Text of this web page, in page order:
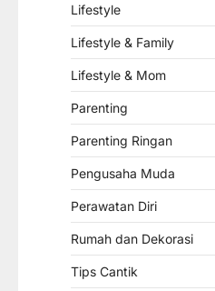
Lifestyle
Lifestyle & Family
Lifestyle & Mom
Parenting
Parenting Ringan
Pengusaha Muda
Perawatan Diri
Rumah dan Dekorasi
Tips Cantik